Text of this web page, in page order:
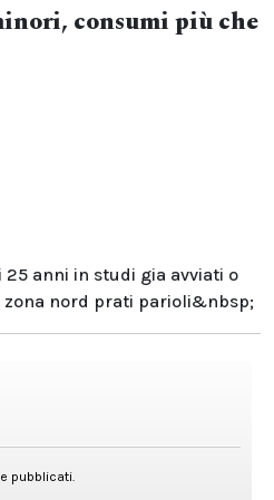
consumi più che
anni in studi gia avviati o
nord prati parioli&nbsp;